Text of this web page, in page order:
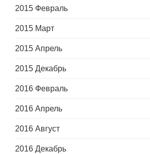
2015 Февраль
2015 Март
2015 Апрель
2015 Декабрь
2016 Февраль
2016 Апрель
2016 Август
2016 Декабрь